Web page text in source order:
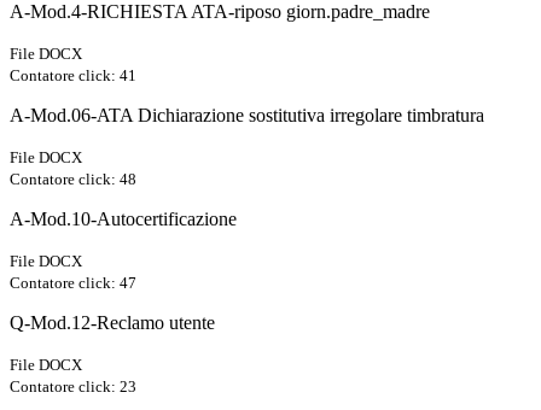
A-Mod.4-RICHIESTA ATA-riposo giorn.padre_madre
File DOCX
Contatore click: 41
A-Mod.06-ATA Dichiarazione sostitutiva irregolare timbratura
File DOCX
Contatore click: 48
A-Mod.10-Autocertificazione
File DOCX
Contatore click: 47
Q-Mod.12-Reclamo utente
File DOCX
Contatore click: 23